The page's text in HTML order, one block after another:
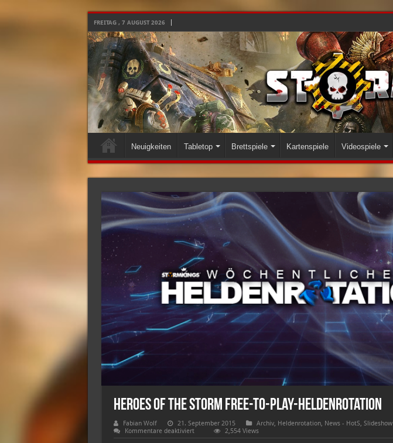
FREITAG , 7 AUGUST 2026
Neuigkeiten Tabletop Brettspiele Kartenspiele Videospiele
Heroes of the Storm Free-to-Play-Heldenrotation
Fabian Wolf 21. September 2015 Archiv, Heldenrotation, News - HotS, Slideshow
Kommentare deaktiviertfür
Heroes
2,554 Views